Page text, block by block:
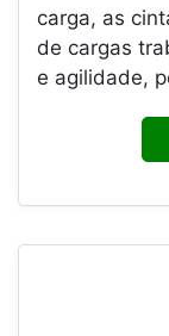
carga, as
de cargas
e agilidade,